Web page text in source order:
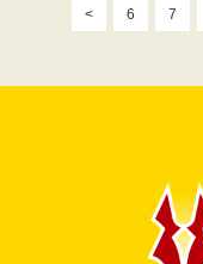
< 6 7